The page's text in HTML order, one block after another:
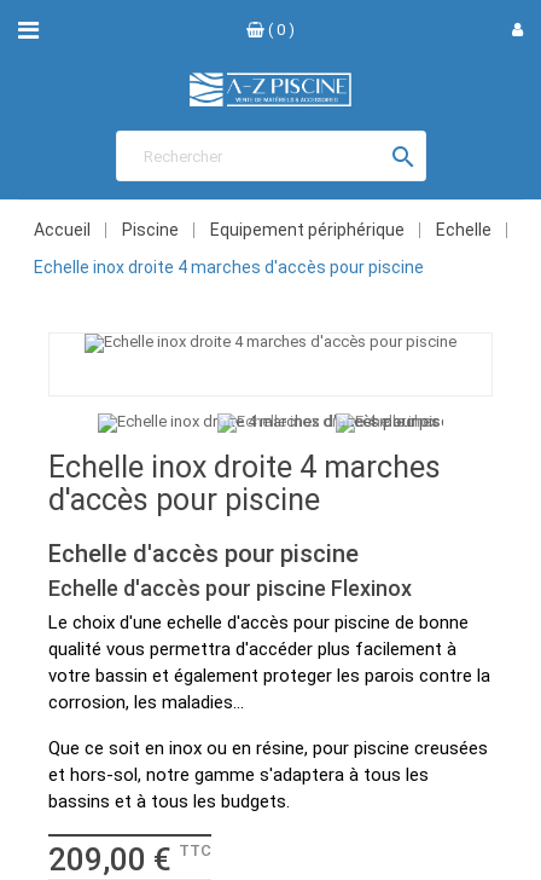
( 0 )

Accueil Piscine Equipement périphérique
Echelle
Echelle inox droite 4 marches d'accès pour piscine
Echelle inox droite 4 marches
d'accès pour piscine
Echelle d'accès pour piscine
Echelle d'accès pour piscine Flexinox
Le choix d'une echelle d'accès pour piscine de bonne
qualité vous permettra d'accéder plus facilement à
votre bassin et également proteger les parois contre la
corrosion, les maladies...
Que ce soit en inox ou en résine, pour piscine creusées
et hors-sol, notre gamme s'adaptera à tous les
bassins et à tous les budgets.
209,00 € TTC